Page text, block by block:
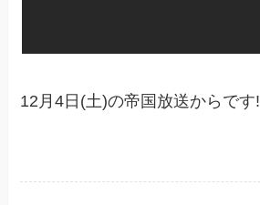
12月4日(土)の帝国放送からです!